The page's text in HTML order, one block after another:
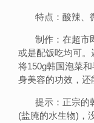
特点：酸辣、
制作：在超市即
或是配饭吃均可。
将150g韩国泡菜
身美容的功效，还
提示：正宗的韩
(盐腌的水生物)，